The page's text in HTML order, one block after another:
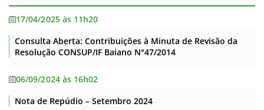
17/04/2025 às 11h20
Consulta Aberta: Contribuições à Minuta de Revisão da
Resolução CONSUP/IF Baiano N°47/2014
06/09/2024 às 16h02
Nota de Repúdio – Setembro 2024